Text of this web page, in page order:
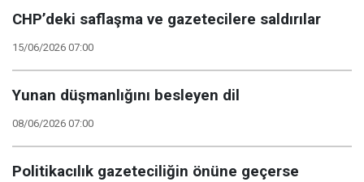
CHP’deki saflaşma ve gazetecilere saldırılar
15/06/2026 07:00
Yunan düşmanlığını besleyen dil
08/06/2026 07:00
Politikacılık gazeteciliğin önüne geçerse